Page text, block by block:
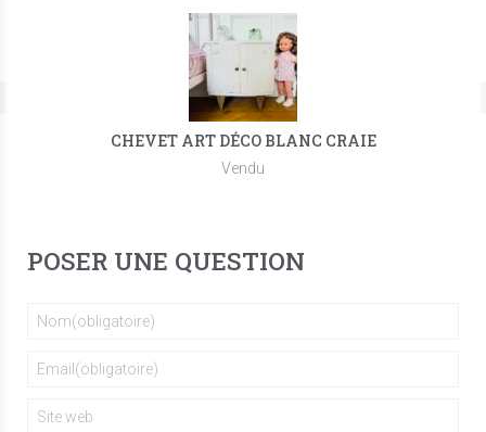
CHEVET ART DÉCO BLANC CRAIE
Vendu
POSER UNE QUESTION